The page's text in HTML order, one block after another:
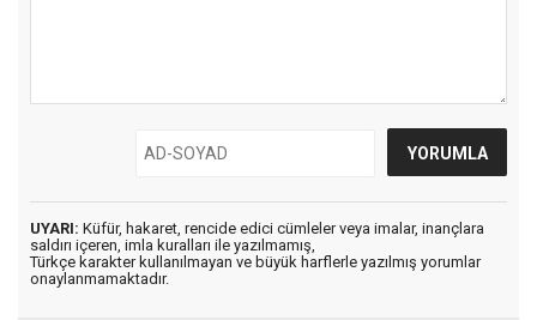
UYARI: Küfür, hakaret, rencide edici cümleler veya imalar, inançlara
saldırı içeren, imla kuralları ile yazılmamış,
Türkçe karakter kullanılmayan ve büyük harflerle yazılmış yorumlar
onaylanmamaktadır.